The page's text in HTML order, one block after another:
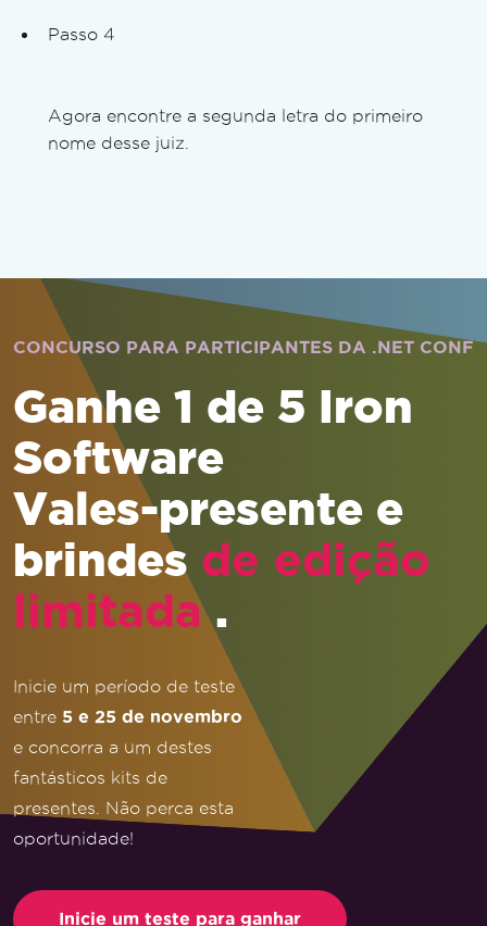
Passo 4
Agora encontre a segunda letra do primeiro
nome desse juiz.
CONCURSO PARA PARTICIPANTES DA .NET CONF
Ganhe 1 de 5 Iron
Software
Vales-presente e
brindes de edição
limitada .
Inicie um período de teste
entre 5 e 25 de novembro
e concorra a um destes
fantásticos kits de
presentes. Não perca esta
oportunidade!
Inicie um teste para ganhar